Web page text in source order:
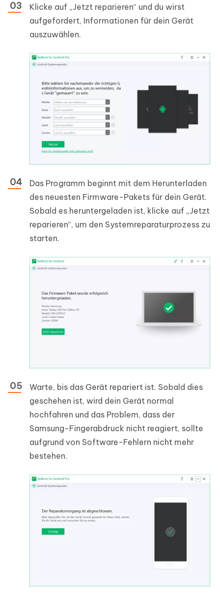
Klicke auf „Jetzt reparieren“ und du wirst
aufgefordert, Informationen für dein Gerät
auszuwählen.
Das Programm beginnt mit dem Herunterladen
des neuesten Firmware-Pakets für dein Gerät.
Sobald es heruntergeladen ist, klicke auf „Jetzt
reparieren“, um den Systemreparaturprozess zu
starten.
Warte, bis das Gerät repariert ist. Sobald dies
geschehen ist, wird dein Gerät normal
hochfahren und das Problem, dass der
Samsung-Fingerabdruck nicht reagiert, sollte
aufgrund von Software-Fehlern nicht mehr
bestehen.